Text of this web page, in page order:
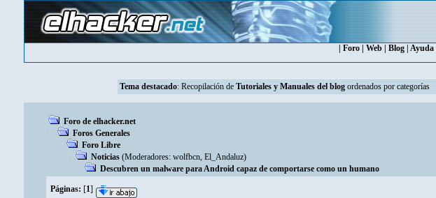
Foro| Web| Blog| Ayuda|
Tema destacado: Recopilación de Tutoriales y Manuales del blog ordenados por categorías
Foro de elhacker.net
Foros Generales
Foro Libre
Noticias (Moderadores: wolfbcn, El_Andaluz)
Descubren un malware para Android capaz de comportarse como un humano
Páginas: [1]